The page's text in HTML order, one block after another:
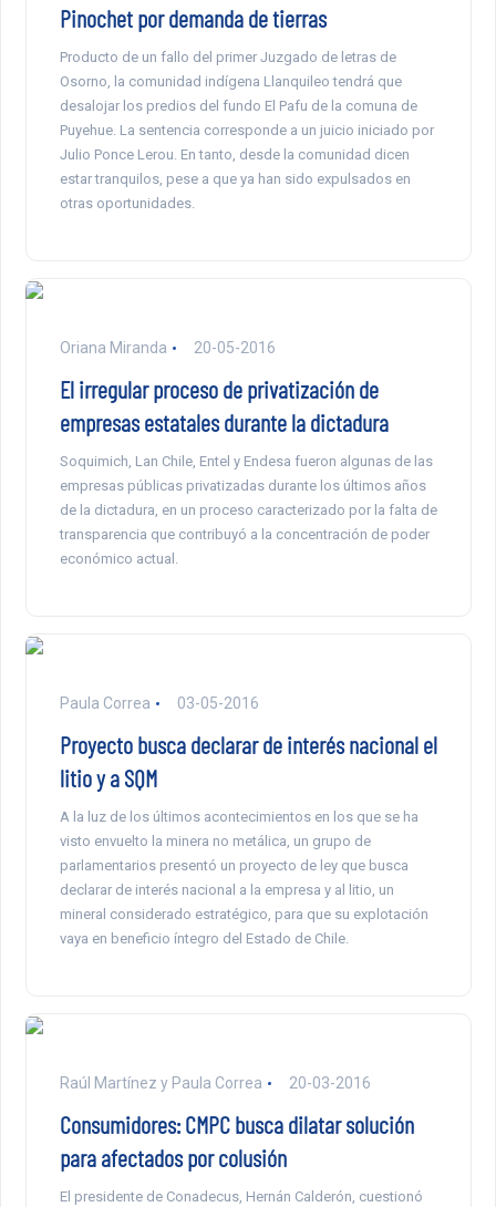
Pinochet por demanda de tierras
Producto de un fallo del primer Juzgado de letras de
Osorno, la comunidad indígena Llanquileo tendrá que
desalojar los predios del fundo El Pafu de la comuna de
Puyehue. La sentencia corresponde a un juicio iniciado por
Julio Ponce Lerou. En tanto, desde la comunidad dicen
estar tranquilos, pese a que ya han sido expulsados en
otras oportunidades.
Oriana Miranda 20-05-2016
El irregular proceso de privatización de
empresas estatales durante la dictadura
Soquimich, Lan Chile, Entel y Endesa fueron algunas de las
empresas públicas privatizadas durante los últimos años
de la dictadura, en un proceso caracterizado por la falta de
transparencia que contribuyó a la concentración de poder
económico actual.
Paula Correa 03-05-2016
Proyecto busca declarar de interés nacional el
litio y a SQM
A la luz de los últimos acontecimientos en los que se ha
visto envuelto la minera no metálica, un grupo de
parlamentarios presentó un proyecto de ley que busca
declarar de interés nacional a la empresa y al litio, un
mineral considerado estratégico, para que su explotación
vaya en beneficio íntegro del Estado de Chile.
Raúl Martínez y Paula Correa 20-03-2016
Consumidores: CMPC busca dilatar solución
para afectados por colusión
El presidente de Conadecus, Hernán Calderón, cuestionó